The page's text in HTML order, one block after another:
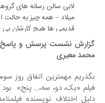
میلاد – همه چیز به
قدیمی ها هیچ کارشان
گزارش نشست پرسش و پاسخ
محمد معیری
فیلم «یک، دو، سه،… پنج»